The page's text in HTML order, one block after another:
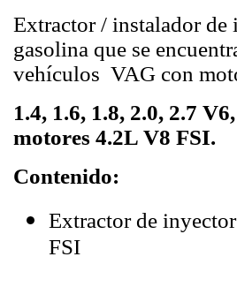
Extractor / instalador de
gasolina que se
vehículos VAG con
1.4, 1.6, 1.8, 2.0, 2.7
motores 4.2L V8 FSI.
Contenido:
Extractor de
FSI